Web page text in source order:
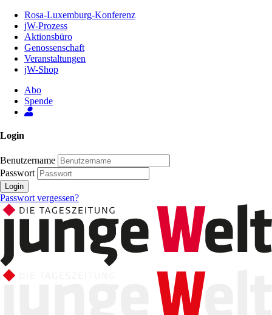
Inhalt
Seite
Rosa-Luxemburg-Konferenz
jW-Prozess
Aktionsbüro
Genossenschaft
Veranstaltungen
jW-Shop
Abo
Spende
Login
Benutzername
Passwort
Login
Passwort vergessen?